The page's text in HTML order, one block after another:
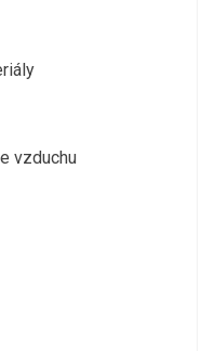
vzduchu